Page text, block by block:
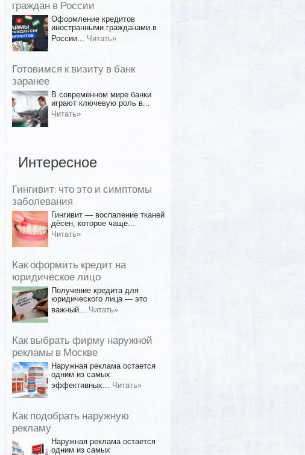
граждан в России
Оформление кредитов
иностранными гражданами в
России... Читать»
Готовимся к визиту в банк
заранее
В современном мире банки
играют ключевую роль в...
Читать»
Интересное
Гингивит: что это и симптомы
заболевания
Гингивит — воспаление тканей
дёсен, которое чаще...
Читать»
Как оформить кредит на
юридическое лицо
Получение кредита для
юридического лица — это
важный... Читать»
Как выбрать фирму наружной
рекламы в Москве
Наружная реклама остается
одним из самых
эффективных... Читать»
Как подобрать наружную
рекламу
Наружная реклама остается
одним из самых